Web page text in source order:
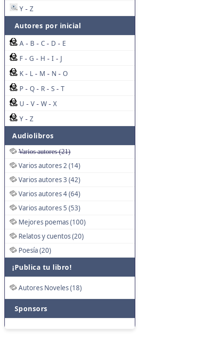
Y - Z
Autores por inicial
A - B - C - D - E
F - G - H - I - J
K - L - M - N - O
P - Q - R - S - T
U - V - W - X
Y - Z
Audiolibros
Varios autores (21)
Varios autores 2 (14)
Varios autores 3 (42)
Varios autores 4 (64)
Varios autores 5 (53)
Mejores poemas (100)
Relatos y cuentos (20)
Poesía (20)
¡Publica tu libro!
Autores Noveles (18)
Sponsors